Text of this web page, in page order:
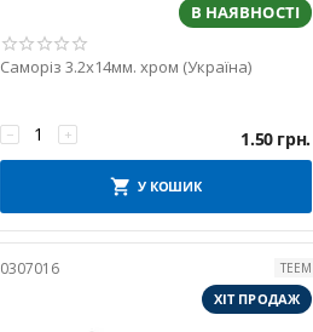
В НАЯВНОСТІ
Саморіз 3.2х14мм. хром (Україна)
+
− 1.50 грн.
У КОШИК
0307016
TEEM
ХІТ ПРОДАЖ